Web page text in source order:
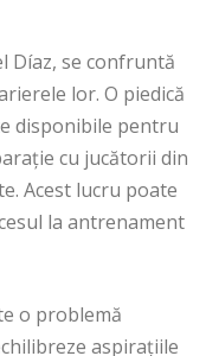
Díaz, se confruntă
lor. O piedică
disponibile pentru
cu jucătorii din
Acest lucru poate
la antrenament
o problemă
aspirațiile